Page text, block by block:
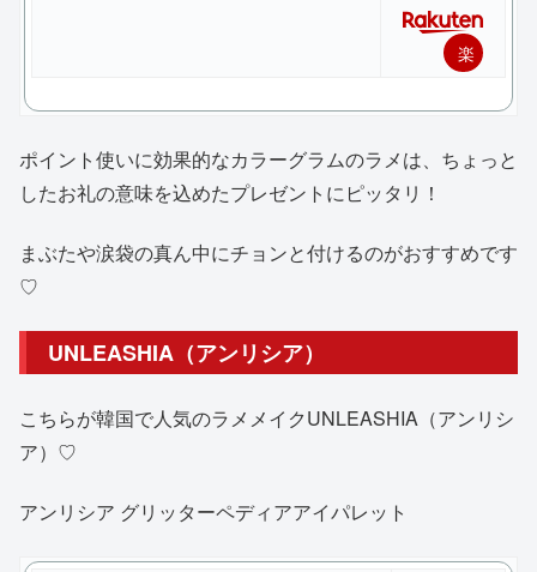
楽
購
ポイント使いに効果的なカラーグラムのラメは、ちょっと
したお礼の意味を込めたプレゼントにピッタリ！
まぶたや涙袋の真ん中にチョンと付けるのがおすすめです
♡
UNLEASHIA（アンリシア）
こちらが韓国で人気のラメメイクUNLEASHIA（アンリシ
ア）♡
アンリシア グリッターペディアアイパレット